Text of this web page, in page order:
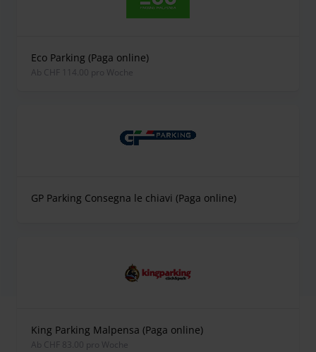
Eco Parking (Paga online)
ab CHF 114.00 pro Woche
GP Parking Consegna le chiavi (Paga online)
King Parking Malpensa (Paga online)
ab CHF 83.00 pro Woche